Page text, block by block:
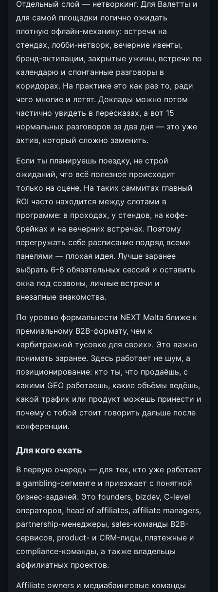
Отдельный слой — нетворкинг. Для Валетты и
для самой площадки логично ожидать
плотную офлайн-механику: встречи на
стендах, лобби-нетворк, вечерние ивенты,
бренд-активации, закрытые ужины, встречи по
календарю и спонтанные разговоры в
коридорах. На практике это как раз то, ради
чего многие и летят. Доклады можно потом
частично увидеть в пересказах, а вот 15
нормальных разговоров за два дня — это уже
актив, который сложно заменить.
Если ты планируешь поездку, не строй
ожиданий, что всё полезное происходит
только на сцене. На таких саммитах главный
ROI часто находится между слотами в
программе: в проходах, у стендов, на кофе-
брейках и на вечерних встречах. Поэтому
перегружать себе расписание подряд всеми
панелями — плохая идея. Лучше заранее
выбрать 6–8 обязательных сессий и оставить
окна под созвоны, личные встречи и
внезапные знакомства.
По уровню формальности NEXT Malta ближе к
премиальному B2B-формату, чем к
«арбитражной тусовке для своих». Это важно
понимать заранее. Здесь работает не шум, а
позиционирование: кто ты, что продаёшь, с
какими GEO работаешь, какие объёмы ведёшь,
какой трафик или продукт можешь принести и
почему с тобой стоит говорить дальше после
конференции.
Для кого ехать
В первую очередь — для тех, кто уже работает
в gambling-сегменте и приезжает с понятной
бизнес-задачей. Это founders, bizdev, C-level
операторов, head of affiliates, affiliate managers,
partnership-менеджеры, sales-команды B2B-
сервисов, product- и CRM-лиды, платежные и
compliance-команды, а также владельцы
аффилиатных проектов.
Affiliate owners и медиабаинговые команды